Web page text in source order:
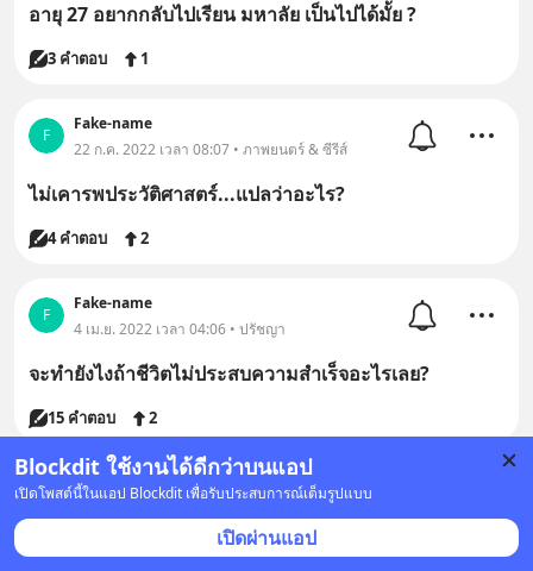
Blockdit ใช้งานได้ดีกว่าบนแอป
เปิดโพสต์นี้ในแอป Blockdit เพื่อรับประสบการณ์เต็มรูปแบบ
เปิดผ่านแอป
อายุ 27 อยากกลับไปเรียน มหาลัย เป็นไปได้มั้ย ?
3 คำตอบ 1
F
Fake-name
22 ก.ค. 2022 เวลา 08:07 • ภาพยนตร์ & ซีรีส์
ไม่เคารพประวัติศาสตร์...แปลว่าอะไร?
4 คำตอบ 2
F
Fake-name
4 เม.ย. 2022 เวลา 04:06 • ปรัชญา
จะทำยังไงถ้าชีวิตไม่ประสบความสำเร็จอะไรเลย?
15 คำตอบ 2